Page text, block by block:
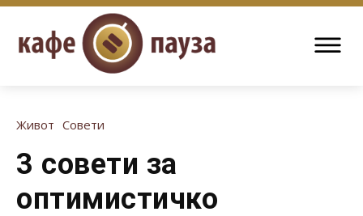
Живот Совети
3 совети за
оптимистичко